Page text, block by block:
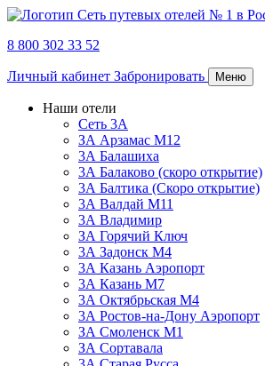
8 800 302 33 52
Личный кабинет Забронировать Меню
Наши отели
Сеть 3А
ЗА Арзамас М12
3А Балашиха
3А Балаково (скоро открытие)
3А Балтика (Скоро открытие)
3А Валдай М11
3А Владимир
ЗА Горячий Ключ
3А Задонск М4
3А Казань Аэропорт
3А Казань M7
3А Октябрьская М4
3А Ростов-на-Дону Аэропорт
ЗА Смоленск М1
ЗА Сортавала